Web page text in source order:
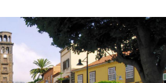
página
de
Facebook
página
de
Twitter
canal
de
Youtube